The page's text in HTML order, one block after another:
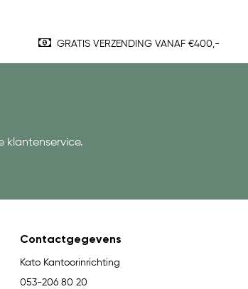
GRATIS VERZENDING VANAF €400,-
klantenservice.
Contactgegevens
Kato Kantoorinrichting
053-206 80 20